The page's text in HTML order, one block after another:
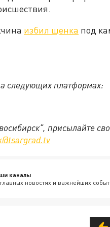
избил щенка под
следующих платформах:
присылайте
каналы
новостях и важнейших